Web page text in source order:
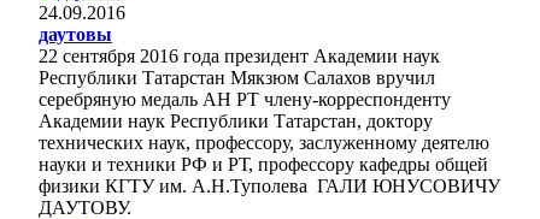
24.09.2016
даутовы
22 сентября 2016 года президент Академии наук
Республики Татарстан Мякзюм Салахов вручил
серебряную медаль АН РТ члену-корреспонденту
Академии наук Республики Татарстан, доктору
технических наук, профессору, заслуженному деятелю
науки и техники РФ и РТ, профессору кафедры общей
физики КГТУ им. А.Н.Туполева ГАЛИ ЮНУСОВИЧУ
ДАУТОВУ.